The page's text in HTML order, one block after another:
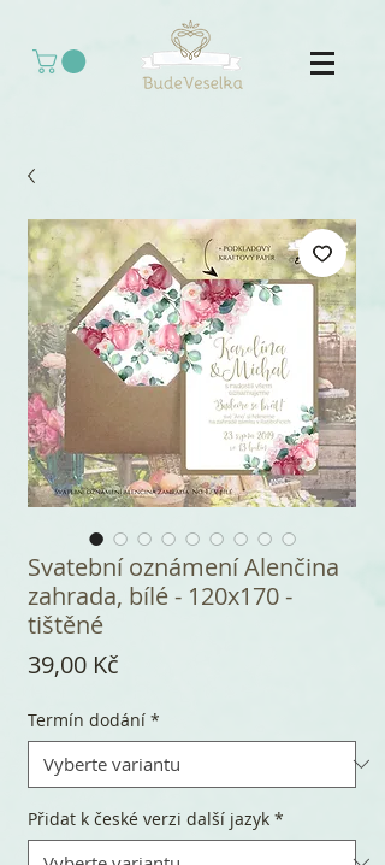
Svatební oznámení Alenčina
zahrada, bílé - 120x170 -
tištěné
39,00 Kč
Termín dodání *
Přidat k české verzi další jazyk *